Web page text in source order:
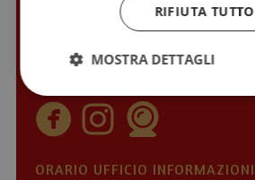
Piazza del Grano, 11
I-39100 Bolzano (BZ)
+39 0471 307000
ORARIO UFFICIO INFORMAZIONI
RIFIUTA TUTTO
MOSTRA DETTAGLI